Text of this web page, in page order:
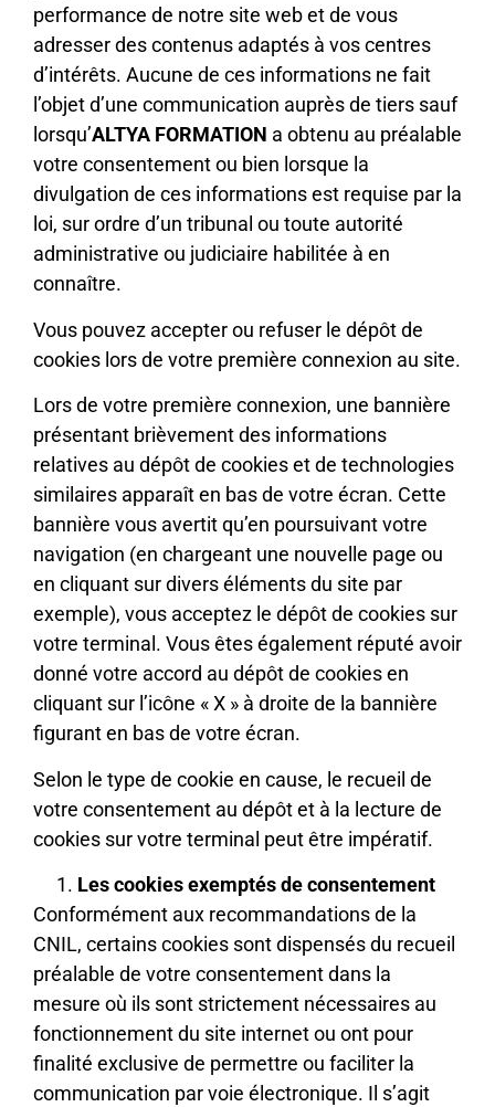
performance de notre site web et de vous
adresser des contenus adaptés à vos centres
d’intérêts. Aucune de ces informations ne fait
l’objet d’une communication auprès de tiers sauf
lorsqu’ALTYA FORMATION a obtenu au préalable
votre consentement ou bien lorsque la
divulgation de ces informations est requise par la
loi, sur ordre d’un tribunal ou toute autorité
administrative ou judiciaire habilitée à en
connaître.
Vous pouvez accepter ou refuser le dépôt de
cookies lors de votre première connexion au site.
Lors de votre première connexion, une bannière
présentant brièvement des informations
relatives au dépôt de cookies et de technologies
similaires apparaît en bas de votre écran. Cette
bannière vous avertit qu’en poursuivant votre
navigation (en chargeant une nouvelle page ou
en cliquant sur divers éléments du site par
exemple), vous acceptez le dépôt de cookies sur
votre terminal. Vous êtes également réputé avoir
donné votre accord au dépôt de cookies en
cliquant sur l’icône « X » à droite de la bannière
figurant en bas de votre écran.
Selon le type de cookie en cause, le recueil de
votre consentement au dépôt et à la lecture de
cookies sur votre terminal peut être impératif.
Les cookies exemptés de consentement
Conformément aux recommandations de la
CNIL, certains cookies sont dispensés du recueil
préalable de votre consentement dans la
mesure où ils sont strictement nécessaires au
fonctionnement du site internet ou ont pour
finalité exclusive de permettre ou faciliter la
communication par voie électronique. Il s’agit